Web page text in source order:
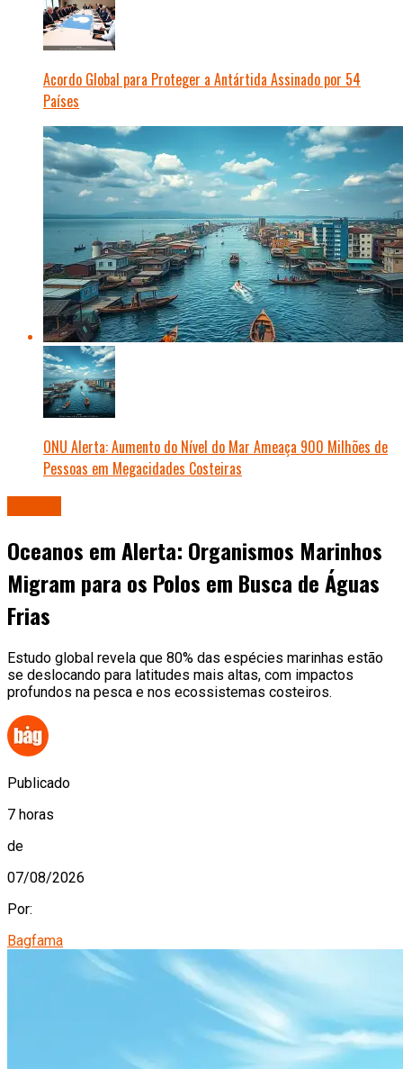
Acordo Global para Proteger a Antártida Assinado por 54
Países
ONU Alerta: Aumento do Nível do Mar Ameaça 900 Milhões de
Pessoas em Megacidades Costeiras
Oceanos em Alerta: Organismos Marinhos
Migram para os Polos em Busca de Águas
Frias
Estudo global revela que 80% das espécies marinhas estão
se deslocando para latitudes mais altas, com impactos
profundos na pesca e nos ecossistemas costeiros.
Publicado
7 horas
de
07/08/2026
Por:
Bagfama